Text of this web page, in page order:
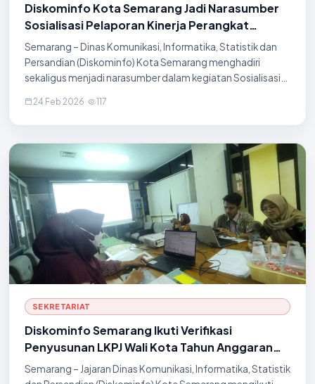
Diskominfo Kota Semarang Jadi Narasumber
Sosialisasi Pelaporan Kinerja Perangkat
Daerah 2025
Semarang – Dinas Komunikasi, Informatika, Statistik dan
Persandian (Diskominfo) Kota Semarang menghadiri
sekaligus menjadi narasumber dalam kegiatan Sosialisasi
Kota Semarang Tahun 2025. Acara tersebut
24 Feb 2026 · 117
SEKRETARIAT
Diskominfo Semarang Ikuti Verifikasi
Penyusunan LKPJ Wali Kota Tahun Anggaran
2025
Semarang – Jajaran Dinas Komunikasi, Informatika, Statistik